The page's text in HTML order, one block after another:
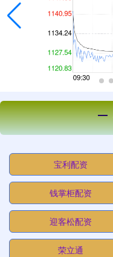
宝利配资
钱掌柜配资
迎客松配资
荣立通